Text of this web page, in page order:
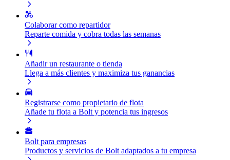
Colaborar como repartidor
Reparte comida y cobra todas las semanas
Añadir un restaurante o tienda
Llega a más clientes y maximiza tus ganancias
Registrarse como propietario de flota
Añade tu flota a Bolt y potencia tus ingresos
Bolt para empresas
Productos y servicios de Bolt adaptados a tu empresa